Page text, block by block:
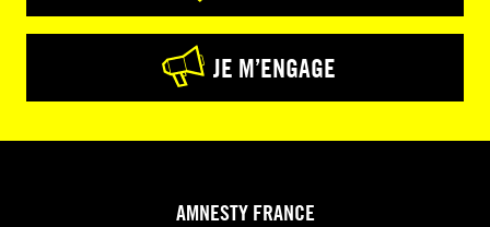
JE M’ENGAGE
AMNESTY FRANCE